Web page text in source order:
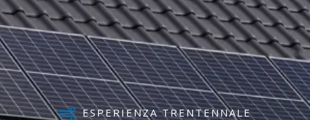
ESPERIENZA TRENTENNALE